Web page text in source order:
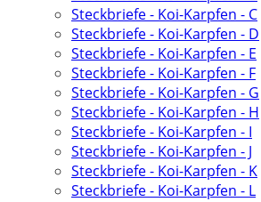
Steckbriefe - Koi-Karpfen - C
Steckbriefe - Koi-Karpfen - D
Steckbriefe - Koi-Karpfen - E
Steckbriefe - Koi-Karpfen - F
Steckbriefe - Koi-Karpfen - G
Steckbriefe - Koi-Karpfen - H
Steckbriefe - Koi-Karpfen - I
Steckbriefe - Koi-Karpfen - J
Steckbriefe - Koi-Karpfen - K
Steckbriefe - Koi-Karpfen - L